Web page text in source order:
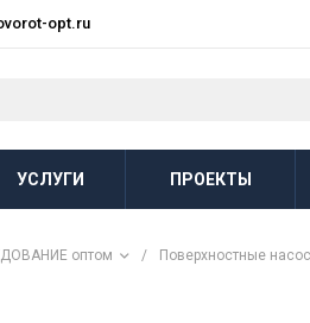
opt.ru
УСЛУГИ ПРОЕКТЫ
оптом / Поверхностные